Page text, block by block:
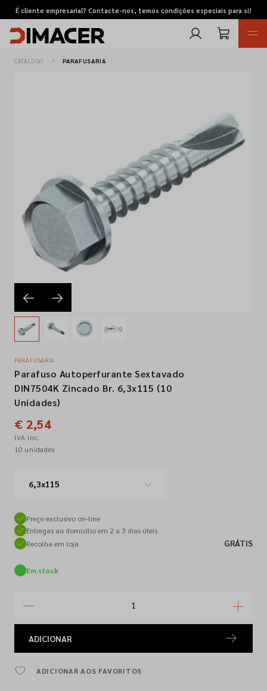
É cliente empresarial? Contacte-nos, temos condições especiais para si!
Pedidos de cotação
Marcas
Favoritos
Empresa
Contactos
Siga-nos nas redes sociais
CATÁLOGO PARAFUSARIA
PARAFUSARIA
Parafuso Autoperfurante Sextavado
DIN7504K Zincado Br. 6,3x115 (10
Unidades)
€ 2,54
IVA inc.
10 unidades
6,3x115
Preço exclusivo on-line
Entregas ao domicílio em 2 a 3 dias úteis
Recolha em loja
GRÁTIS
Em stock
ADICIONAR
ADICIONAR AOS FAVORITOS